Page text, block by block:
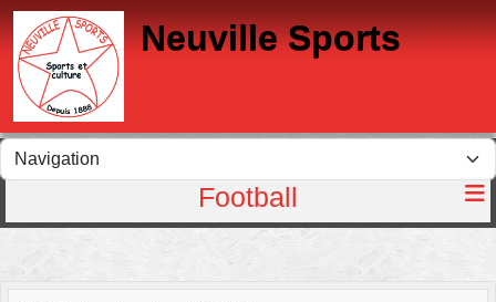
Neuville Sports
Football
Panneau de gestion des cookies